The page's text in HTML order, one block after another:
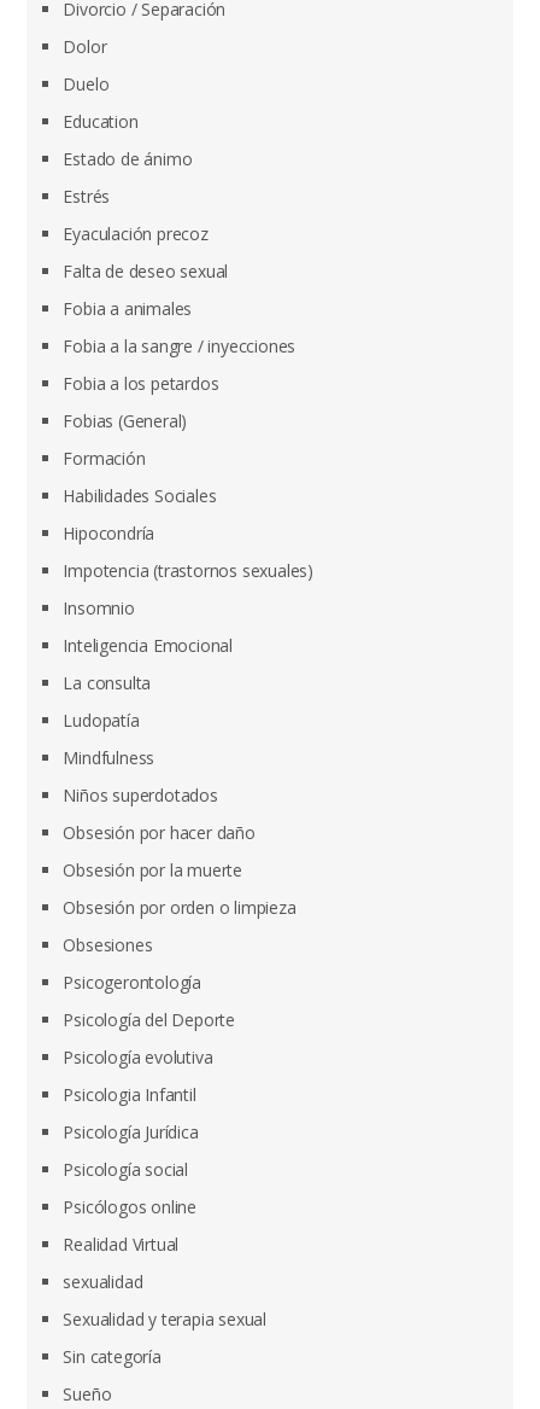
Divorcio / Separación
Dolor
Duelo
Education
Estado de ánimo
Estrés
Eyaculación precoz
Falta de deseo sexual
Fobia a animales
Fobia a la sangre / inyecciones
Fobia a los petardos
Fobias (General)
Formación
Habilidades Sociales
Hipocondría
Impotencia (trastornos sexuales)
Insomnio
Inteligencia Emocional
La consulta
Ludopatía
Mindfulness
Niños superdotados
Obsesión por hacer daño
Obsesión por la muerte
Obsesión por orden o limpieza
Obsesiones
Psicogerontología
Psicología del Deporte
Psicología evolutiva
Psicologia Infantil
Psicología Jurídica
Psicología social
Psicólogos online
Realidad Virtual
sexualidad
Sexualidad y terapia sexual
Sin categoría
Sueño